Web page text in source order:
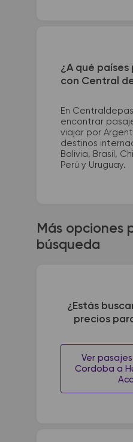
¿A qué
con Central
En
encontrar
viajar por
destinos
Bolivia, Brasil,
Perú y Uruguay.
Más opciones
búsqueda
¿Estás
precios
Ver
Cordoba a